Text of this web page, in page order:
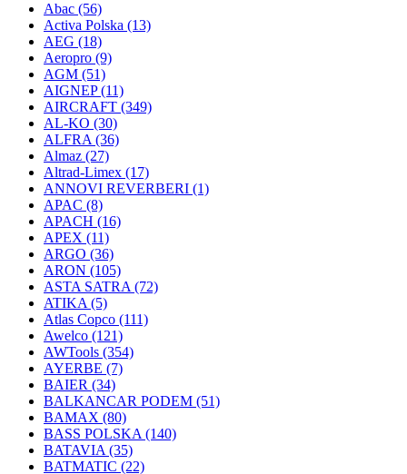
Abac (56)
Activa Polska (13)
AEG (18)
Aeropro (9)
AGM (51)
AIGNEP(11)
AIRCRAFT (349)
AL-KO (30)
ALFRA (36)
Almaz (27)
Altrad-Limex (17)
ANNOVI REVERBERI (1)
APAC (8)
APACH (16)
APEX (11)
ARGO (36)
ARON (105)
ASTA SATRA (72)
ATIKA (5)
Atlas Copco (111)
Awelco (121)
AWTools (354)
AYERBE (7)
BAIER (34)
BALKANCAR PODEM (51)
BAMAX (80)
BASS POLSKA (140)
BATAVIA (35)
BATMATIC (22)